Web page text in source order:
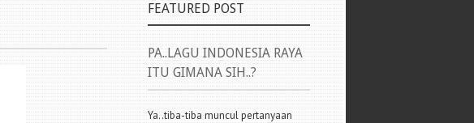
FEATURED POST
PA..LAGU INDONESIA RAYA
ITU GIMANA SIH..?
Ya..tiba-tiba muncul pertanyaan